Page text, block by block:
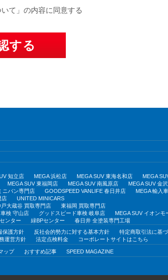
て」の内容に同意する
知立店 MEGA 浜松店 MEGA SUV 東海名和店 MEGA
MEGA SUV 東福岡店 MEGA SUV 南風原店 MEGA SUV 金
ニバン専門店 GOODSPEED VANLIFE 春日井店 MEGA 輸入
店
UNITED MINICARS
戸大蔵谷 買取専門店
東福岡 買取専門店
検 守山店 グッドスピード車検 岐阜店
MEGA SUV イオンモ
ンター 緑BPセンター
春日井 全塗装専門工場
保護方針 反社会的勢力に対する基本方針 特定商取引法に基
運営方針 法定点検料金
コーポレートサイトはこちら
ップ おすすめ記事 SPEED MAGAZINE